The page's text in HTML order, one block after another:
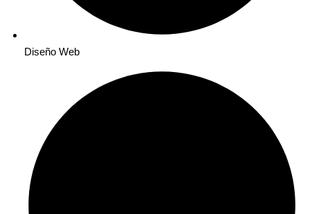
Diseño Web